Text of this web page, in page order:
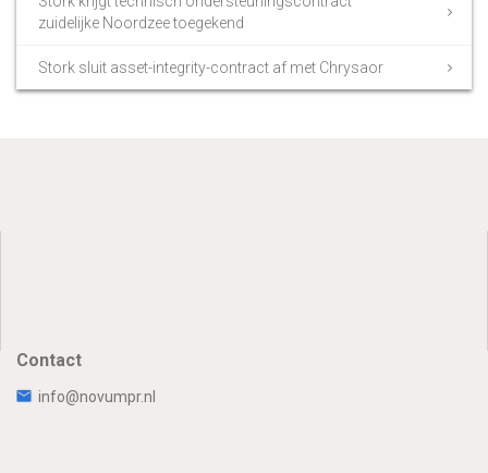
zuidelijke Noordzee toegekend
Stork sluit asset-integrity-contract af met Chrysaor
Contact
info@novumpr.nl